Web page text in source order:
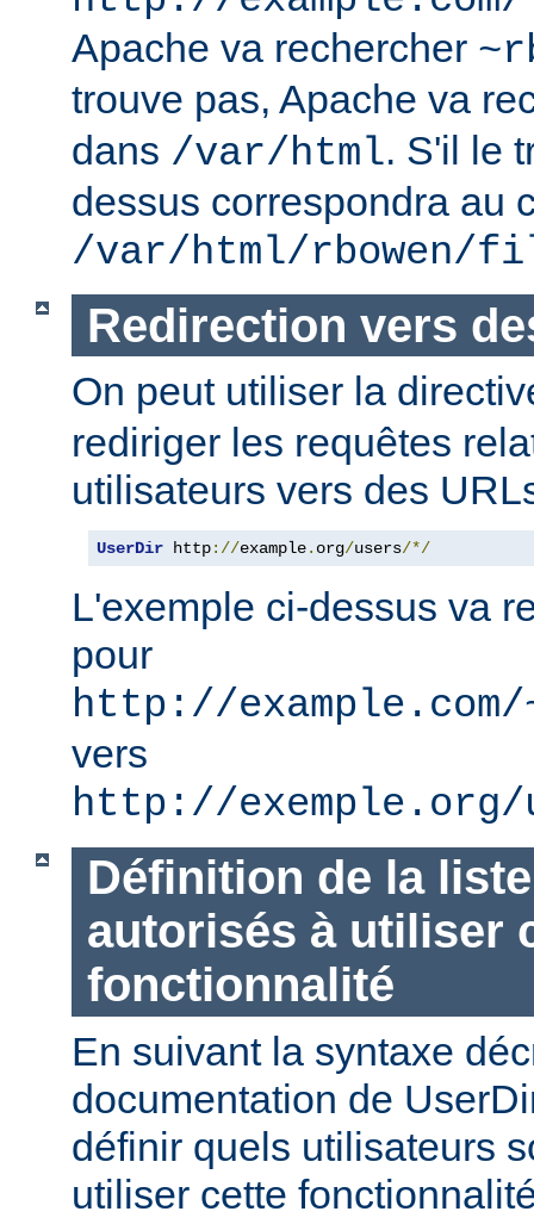
Apache va rechercher
trouve pas, Apache va
dans /var/html. S'il le
dessus correspondra au
/var/html/rbowen/
Redirection vers
On peut utiliser la
rediriger les requêtes
utilisateurs vers des
UserDir http://example. org/users/*/
L'exemple ci-dessus va
pour
http://example.com/
vers
http://exemple.org/
Définition de la
autorisés à utiliser
fonctionnalité
En suivant la syntaxe
documentation de
définir quels utilisateurs
utiliser cette